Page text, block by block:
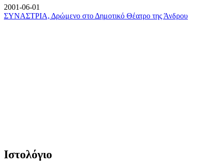
2001-06-01
ΣΥΝΑΣΤΡΙΑ, Δρώμενο στο Δημοτικό Θέατρο της Άνδρου
Ιστολόγιο